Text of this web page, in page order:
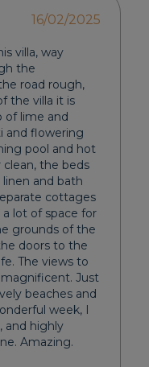
16/02/2025
villa, way
the
road rough,
the villa it is
of lime and
and flowering
pool and hot
clean, the beds
and bath
cottages
lot of space for
grounds of the
doors to the
The views to
Just
beaches and
week, I
and highly
Amazing.